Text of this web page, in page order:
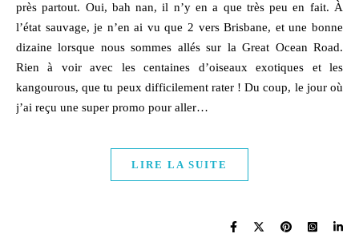
près partout. Oui, bah nan, il n’y en a que très peu en fait. À
l’état sauvage, je n’en ai vu que 2 vers Brisbane, et une bonne
dizaine lorsque nous sommes allés sur la Great Ocean Road.
Rien à voir avec les centaines d’oiseaux exotiques et les
kangourous, que tu peux difficilement rater ! Du coup, le jour où
j’ai reçu une super promo pour aller…
LIRE LA SUITE